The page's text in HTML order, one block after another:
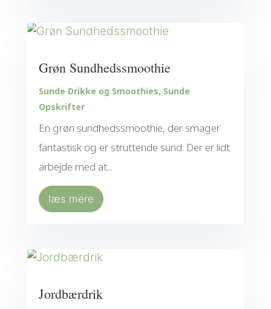
Grøn Sundhedssmoothie
Sunde Drikke og Smoothies, Sunde
Opskrifter
En grøn sundhedssmoothie, der smager
fantastisk og er struttende sund. Der er lidt
arbejde med at...
læs mere
Jordbærdrik